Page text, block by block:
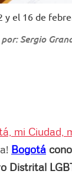
y el 16 de
Sergio
mi Ciudad,
Bogotá
Distrital